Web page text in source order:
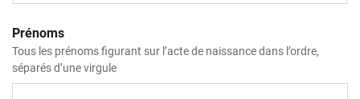
Prénoms
Tous les prénoms figurant sur l’acte de naissance dans l’ordre,
séparés d’une virgule